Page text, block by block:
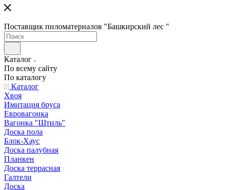
Поставщик пиломатериалов "Башкирский лес "
Каталог
По всему сайту
По каталогу
Каталог
Хвоя
Имитация бруса
Евровагонка
Вагонка "Штиль"
Доска пола
Блок-Хаус
Доска палубная
Планкен
Доска террасная
Галтели
Доска